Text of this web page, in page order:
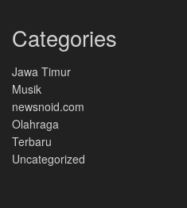
Categories
Jawa Timur
Musik
newsnoid.com
Olahraga
Terbaru
Uncategorized